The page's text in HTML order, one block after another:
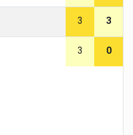
3 3
3 0